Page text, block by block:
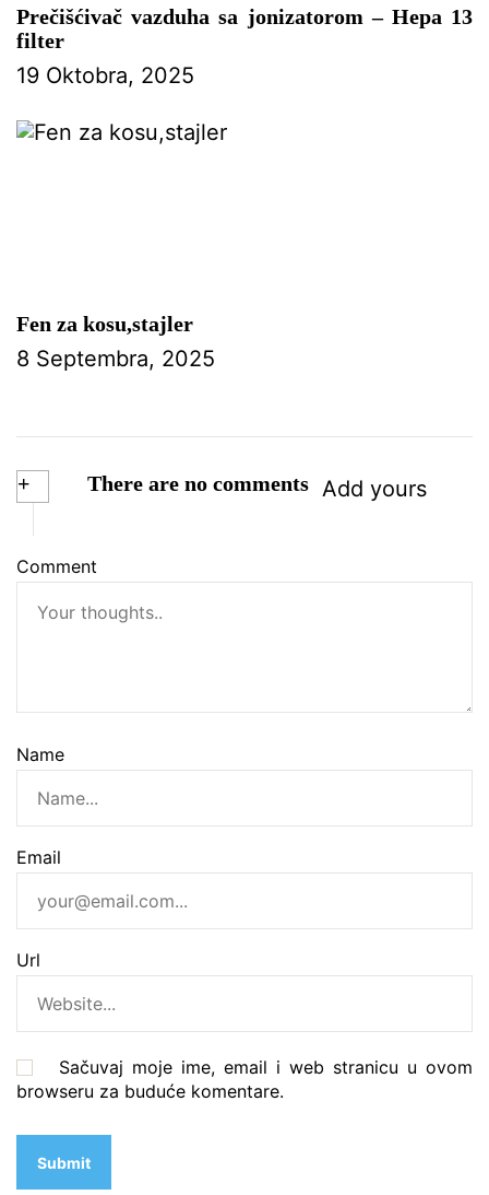
Prečišćivač vazduha sa jonizatorom – Hepa 13
filter
19 Oktobra, 2025
Fen za kosu,stajler
8 Septembra, 2025
+ There are no comments Add yours
Comment
Name
Email
Url
Sačuvaj moje ime, email i web stranicu u ovom
browseru za buduće komentare.